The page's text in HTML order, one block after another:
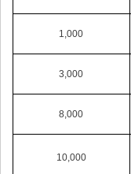
1,000
3,000
8,000
10,000